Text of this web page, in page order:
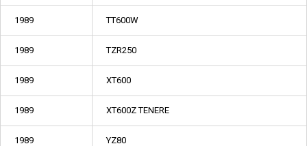
1989 TT600W
1989 TZR250
1989 XT600
1989 XT600Z TENERE
1989 YZ80